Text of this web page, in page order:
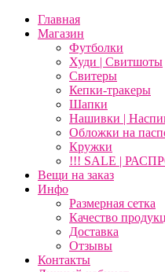
Главная
Магазин
Футболки
Худи | Свитшоты
Свитеры
Кепки-тракеры
Шапки
Нашивки |
Обложки на
Кружки
!!! SALE |
Вещи на заказ
Инфо
Размерная сетка
Качество
Доставка
Отзывы
Контакты